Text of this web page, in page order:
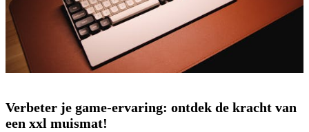
Verbeter je game-ervaring: ontdek de kracht van
een xxl muismat!